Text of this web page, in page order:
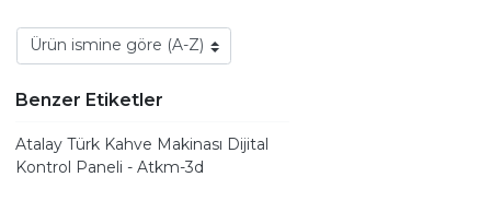
Benzer Etiketler
Atalay Türk Kahve Makinası Dijital
Kontrol Paneli - Atkm-3d